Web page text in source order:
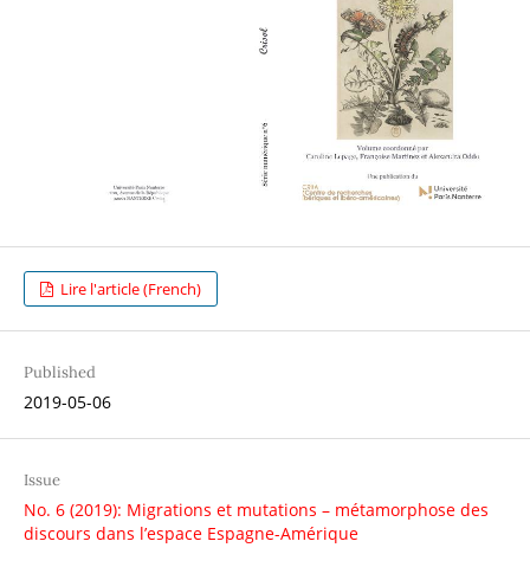
Lire l'article (French)
Published
2019-05-06
Issue
No. 6 (2019): Migrations et mutations – métamorphose des
discours dans l’espace Espagne-Amérique